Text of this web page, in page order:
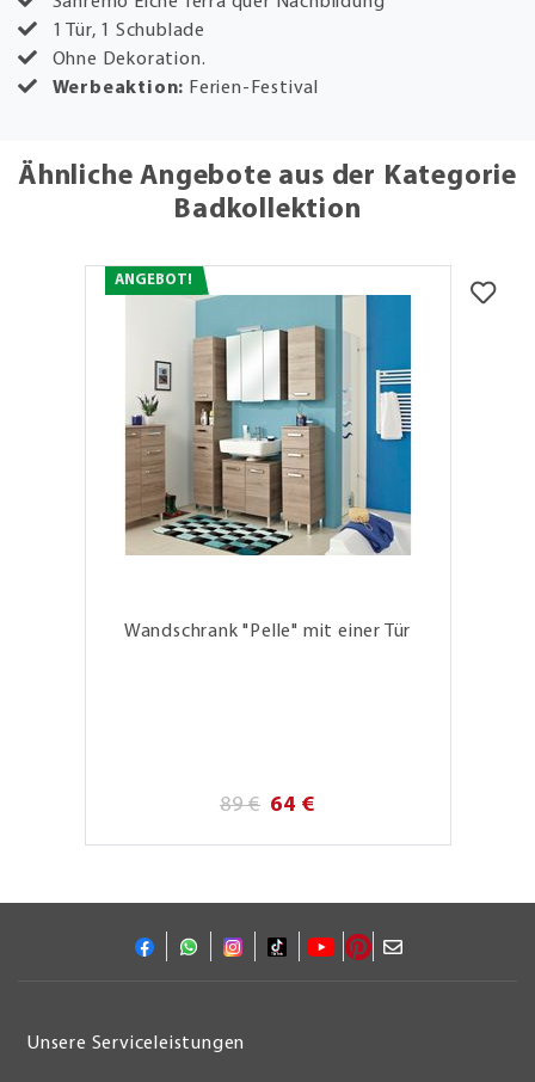
1 Tür, 1 Schublade
Ohne Dekoration.
Werbeaktion: Ferien-Festival
Ähnliche Angebote aus der Kategorie
Badkollektion
ANGEBOT!
Wandschrank "Pelle" mit einer Tür
89 € 64 €
Unsere Serviceleistungen